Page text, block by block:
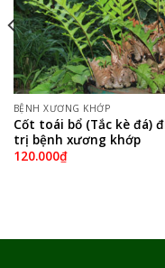
BỆNH XƯƠNG KHỚP
Cốt toái bổ (Tắc kè đá)
trị bệnh xương khớp
120.000₫